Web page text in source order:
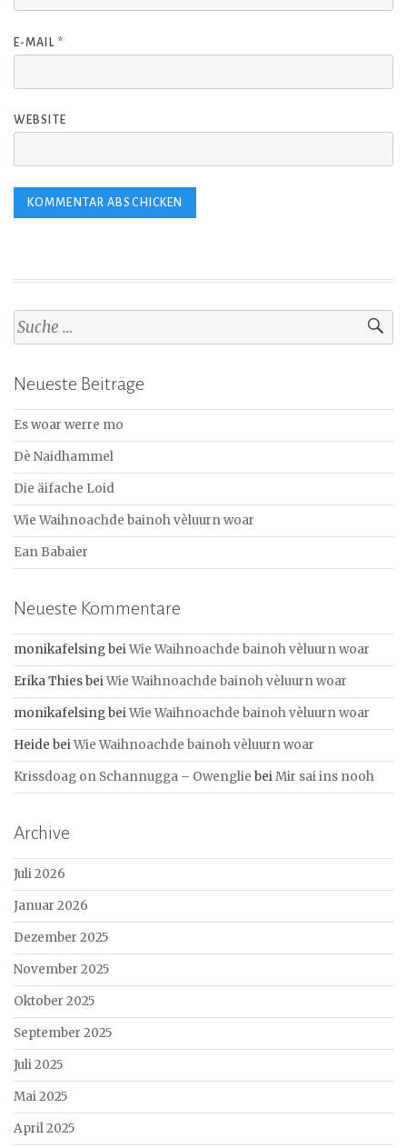
E-MAIL *
WEBSITE
S
u
h
e
n
a
c
h
:
Neueste Beiträge
Es woar werre mo
Dè Naidhammel
Die äifache Loid
Wie Waihnoachde bainoh vèluurn woar
Ean Babaier
Neueste Kommentare
monikafelsingbeiWie Waihnoachde bainoh vèluurn woar
Erika ThiesbeiWie Waihnoachde bainoh vèluurn woar
monikafelsingbeiWie Waihnoachde bainoh vèluurn woar
Heide beiWie Waihnoachde bainoh vèluurn woar
Krissdoag on Schannugga – Owenglie beiMir sai ins nooh
Archive
Juli 2026
Januar 2026
Dezember 2025
November 2025
Oktober 2025
September 2025
Juli 2025
Mai 2025
April 2025